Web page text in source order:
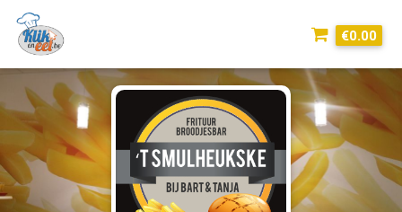
€0.00